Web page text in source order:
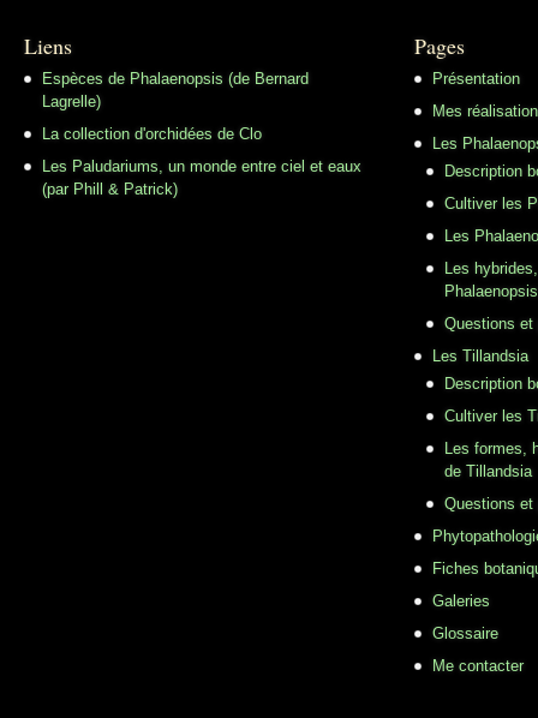
Liens
Espèces de Phalaenopsis (de Bernard
Lagrelle)
La collection d'orchidées de Clo
Les Paludariums, un monde entre ciel et eaux
(par Phill & Patrick)
Pages
Présentation
Mes
Les
Description
Cultiver les
Les
Les
Phalaenopsis
Questions et
Les Tillandsia
Description
Cultiver les
Les formes,
de Tillandsia
Questions et
Fiches
Galeries
Glossaire
Me contacter